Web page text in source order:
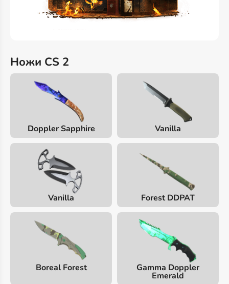
Ножи CS 2
Doppler Sapphire Vanilla
Vanilla Forest DDPAT
Boreal Forest Gamma Doppler
Emerald